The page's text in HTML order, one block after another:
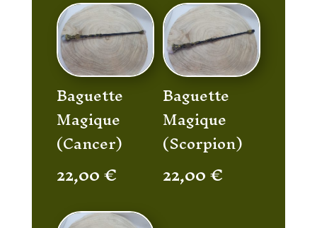
Baguette
Magique
(Cancer)
22,00€
Baguette
Magique
(Scorpion)
22,00€